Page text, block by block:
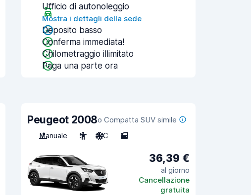
Ufficio di autonoleggio
Mostra i dettagli della sede
Deposito basso
Conferma immediata!
Chilometraggio illimitato
Paga una parte ora
Peugeot 2008o Compatta SUV simile
Manuale
5 A/C 5
36,39 €
al giorno
Cancellazione
gratuita